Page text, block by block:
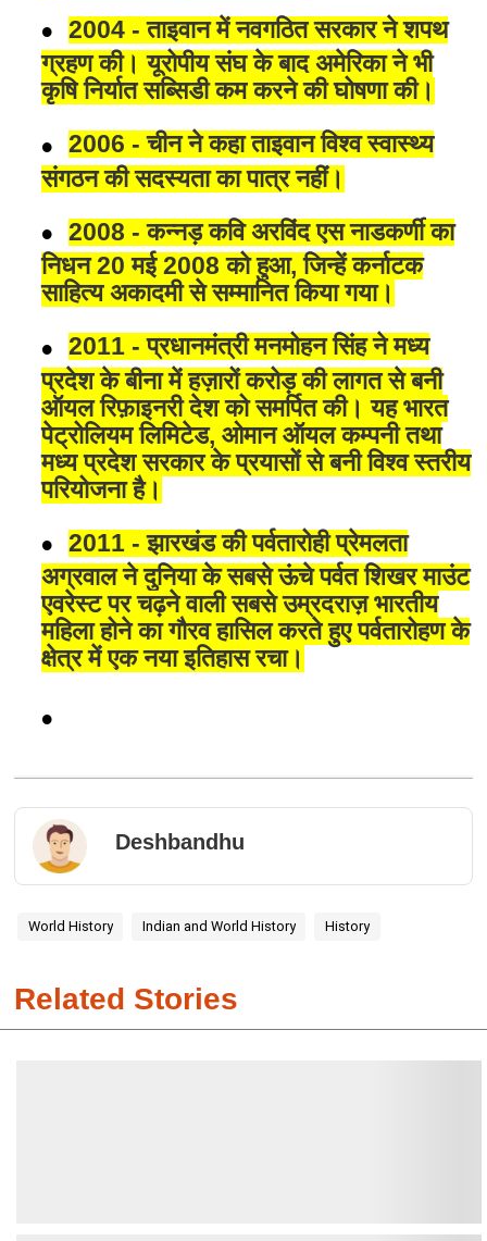
2004 - ताइवान में नवगठित सरकार ने शपथ
ग्रहण की। यूरोपीय संघ के बाद अमेरिका ने भी
कृषि निर्यात सब्सिडी कम करने की घोषणा की।
2006 - चीन ने कहा ताइवान विश्व स्वास्थ्य
संगठन की सदस्यता का पात्र नहीं।
2008 - कन्नड़ कवि अरविंद एस नाडकर्णी का
निधन 20 मई 2008 को हुआ, जिन्हें कर्नाटक
साहित्य अकादमी से सम्मानित किया गया।
2011 - प्रधानमंत्री मनमोहन सिंह ने मध्य
प्रदेश के बीना में हज़ारों करोड़ की लागत से बनी
ऑयल रिफ़ाइनरी देश को समर्पित की। यह भारत
पेट्रोलियम लिमिटेड, ओमान ऑयल कम्पनी तथा
मध्य प्रदेश सरकार के प्रयासों से बनी विश्व स्तरीय
परियोजना है।
2011 - झारखंड की पर्वतारोही प्रेमलता
अग्रवाल ने दुनिया के सबसे ऊंचे पर्वत शिखर माउंट
एवरेस्ट पर चढ़ने वाली सबसे उम्रदराज़ भारतीय
महिला होने का गौरव हासिल करते हुए पर्वतारोहण के
क्षेत्र में एक नया इतिहास रचा।
Deshbandhu
World History Indian and World History History
Related Stories